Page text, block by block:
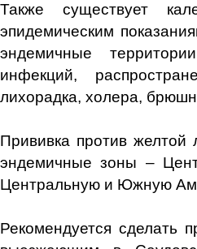
Также существует
эпидемическим
эндемичные
инфекций,
лихорадка, холера,
Прививка против
эндемичные зоны –
Центральную и Южную
Рекомендуется сделать